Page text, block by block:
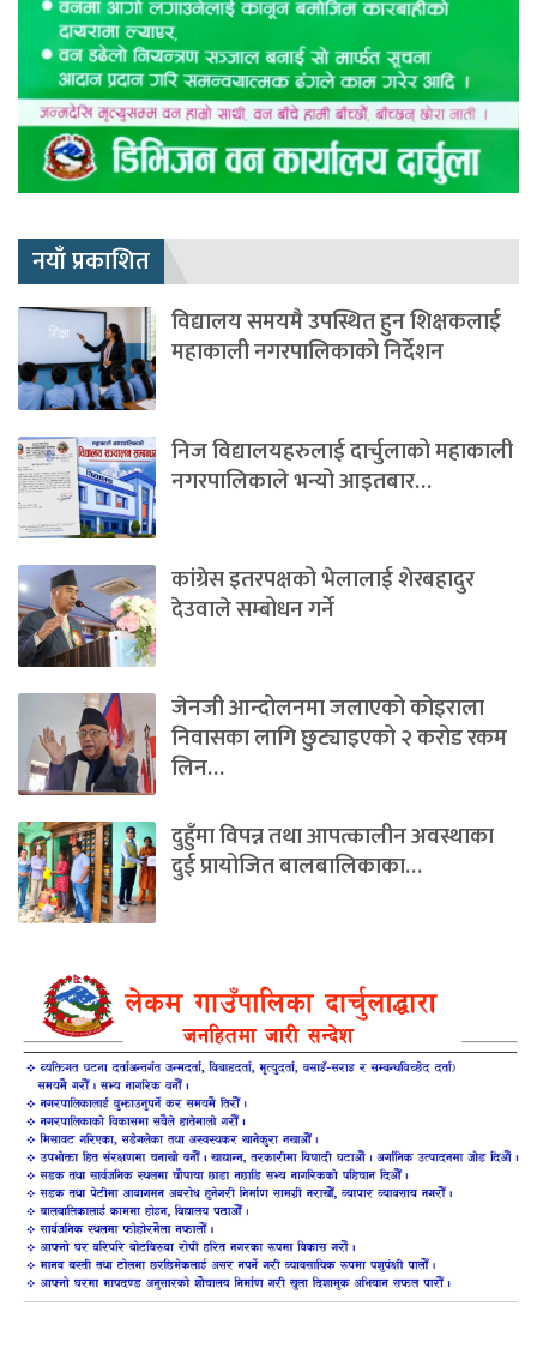
नयाँ प्रकाशित
विद्यालय समयमै उपस्थित हुन शिक्षकलाई
महाकाली नगरपालिकाको निर्देशन
निज विद्यालयहरुलाई दार्चुलाको महाकाली
नगरपालिकाले भन्यो आइतबार…
कांग्रेस इतरपक्षको भेलालाई शेरबहादुर
देउवाले सम्बोधन गर्ने
जेनजी आन्दोलनमा जलाएको कोइराला
निवासका लागि छुट्याइएको २ करोड रकम
लिन…
दुहुँमा विपन्न तथा आपत्कालीन अवस्थाका
दुई प्रायोजित बालबालिकाका…